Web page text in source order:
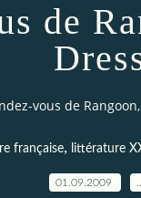
de
vous de
française, littérature
01.09.2009